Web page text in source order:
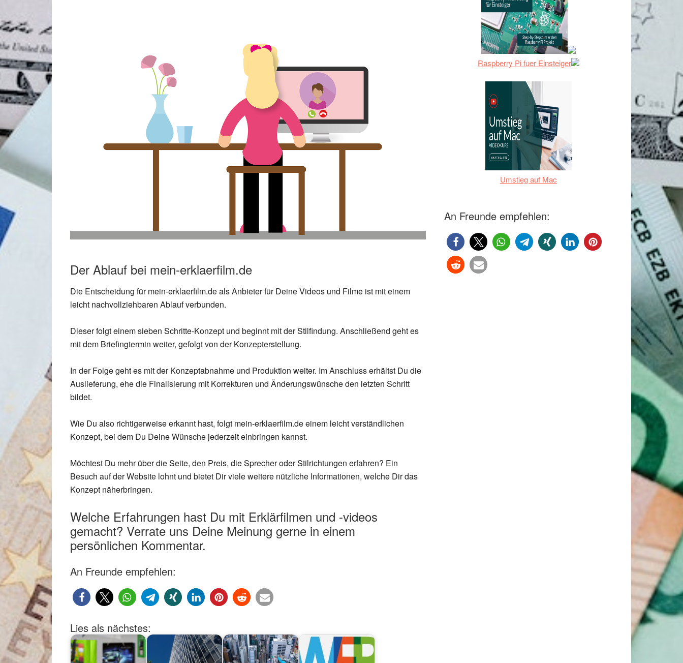
Der Ablauf bei mein-erklaerfilm.de
Die Entscheidung für mein-erklaerfilm.de als Anbieter für Deine Videos und Filme ist mit einem
leicht nachvollziehbaren Ablauf verbunden.
Dieser folgt einem sieben Schritte-Konzept und beginnt mit der Stilfindung. Anschließend geht es
mit dem Briefingtermin weiter, gefolgt von der Konzepterstellung.
In der Folge geht es mit der Konzeptabnahme und Produktion weiter. Im Anschluss erhältst Du die
Auslieferung, ehe die Finalisierung mit Korrekturen und Änderungswünsche den letzten Schritt
bildet.
Wie Du also richtigerweise erkannt hast, folgt mein-erklaerfilm.de einem leicht verständlichen
Konzept, bei dem Du Deine Wünsche jederzeit einbringen kannst.
Möchtest Du mehr über die Seite, den Preis, die Sprecher oder Stilrichtungen erfahren? Ein
Besuch auf der Website lohnt und bietet Dir viele weitere nützliche Informationen, welche Dir das
Konzept näherbringen.
Welche Erfahrungen hast Du mit Erklärfilmen und -videos
gemacht? Verrate uns Deine Meinung gerne in einem
persönlichen Kommentar.
An Freunde empfehlen:
Lies als nächstes:
Raspberry Pi fuer Einsteiger
Umstieg auf Mac
An Freunde empfehlen: